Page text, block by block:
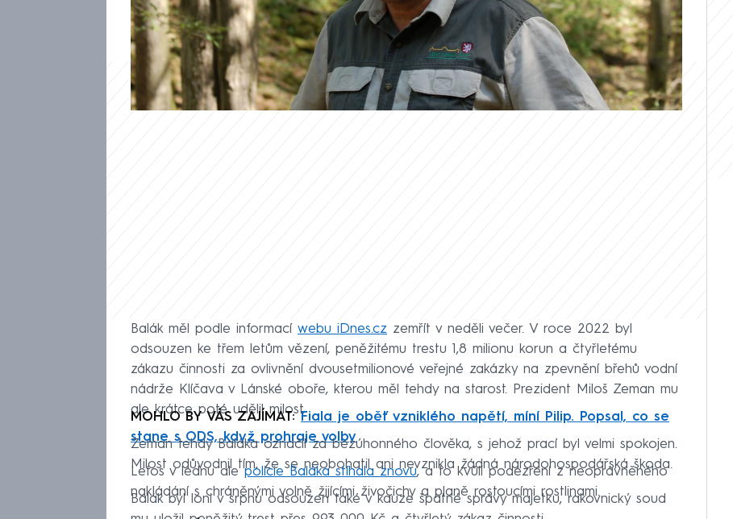
nezávislé zdroje. Balák měl trpět rozvinutou formou rakoviny. Příčina
smrti je ale nejasná.
Balák měl podle informací webu iDnes.cz zemřít v neděli večer. V roce 2022 byl
odsouzen ke třem letům vězení, peněžitému trestu 1,8 milionu korun a čtyřletému
zákazu činnosti za ovlivnění dvousetmilionové veřejné zakázky na zpevnění břehů vodní
nádrže Klíčava v Lánské oboře, kterou měl tehdy na starost. Prezident Miloš Zeman mu
ale krátce poté udělil milost.
MOHLO BY VÁS ZAJÍMAT:Fiala je oběť vzniklého napětí, míní Pilip. Popsal, co se
stane s ODS, když prohraje volby
Zeman tehdy Baláka označil za bezúhonného člověka, s jehož prací byl velmi spokojen.
Milost odůvodnil tím, že se neobohatil ani nevznikla žádná národohospodářská škoda.
Letos v lednu alepolicie Baláka stíhala znovu, a to kvůli podezření z neoprávněného
nakládání s chráněnými volně žijícími živočichy a planě rostoucími rostlinami.
Balák byl loni v srpnu odsouzen také v kauze špatné správy majetku, rakovnický soud